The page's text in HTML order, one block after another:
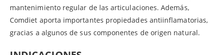
mantenimiento regular de las articulaciones. Además,
Comdiet aporta importantes propiedades antiinflamatorias,
gracias a algunos de sus componentes de origen natural.